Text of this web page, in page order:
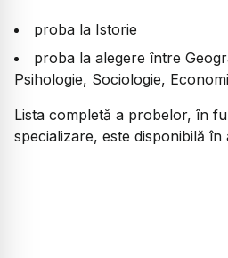
proba la Istorie
proba la alegere între
Psihologie, Sociologie,
Lista completă a probelor, în
specializare, este disponibilă în